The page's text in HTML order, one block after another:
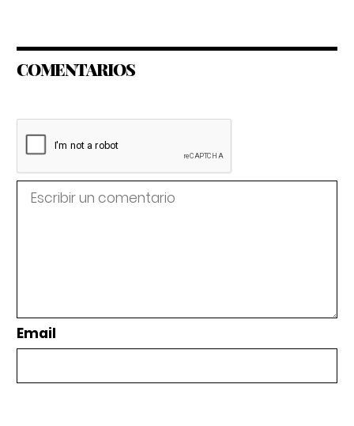
COMENTARIOS
Email